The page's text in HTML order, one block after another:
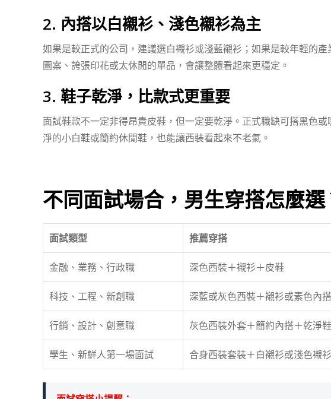
2. 內搭以白襯衫、淺色襯衫為主
如果是較正式的公司，建議選白襯衫或淺藍襯衫；如果是較年輕的
圖案、誇張印花或太休閒的單品，會讓整體看起來更穩定。
3. 鞋子乾淨，比款式更重要
面試鞋款不一定非得昂貴皮鞋，但一定要乾淨。正式職缺可搭黑色
淨的小白鞋或簡約休閒鞋，也能讓西裝看起來不老氣。
不同面試場合，男生穿搭怎麼選
面試類型 推薦穿搭
金融、業務、行政職 深色西裝＋襯衫＋皮鞋
科技、工程、新創職 深藍或灰色西裝＋襯衫或素色內搭
行銷、設計、創意職 灰色西裝外套＋簡約內搭＋乾淨
學生、新鮮人第一場面試 合身西裝套裝＋白襯衫或淺色襯衫